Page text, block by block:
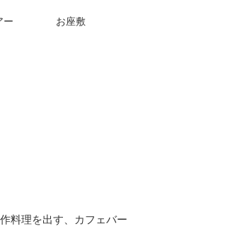
ー お座敷
料理を出す、カフェバー